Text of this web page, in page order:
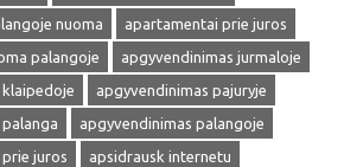
nuoma
apartamentai prie juros
palangoje
apgyvendinimas jurmaloje
apgyvendinimas pajuryje
apgyvendinimas palangoje
juros
apsidrausk internetu